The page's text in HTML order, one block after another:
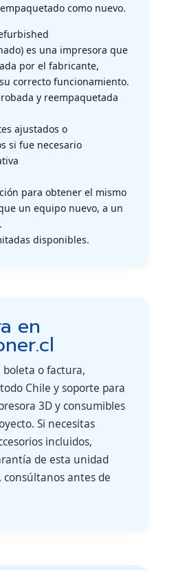
como nuevo.
es una impresora que
por el fabricante,
correcto funcionamiento.
y reempaquetada
ajustados o
si fue necesario
para obtener el mismo
un equipo nuevo, a un
disponibles.
en
boleta o factura,
Chile y soporte para
3D y consumibles
Si necesitas
incluidos,
de esta unidad
consúltanos antes de